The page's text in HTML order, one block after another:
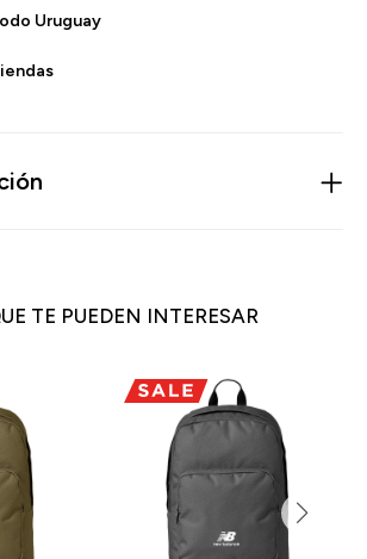
Uruguay
TE PUEDEN INTERESAR